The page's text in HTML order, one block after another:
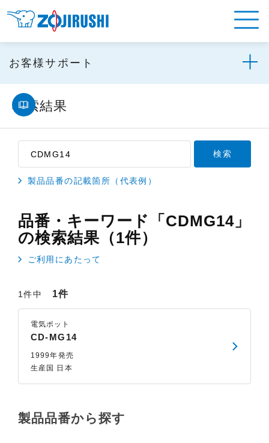
お客様サポート
検索結果
製品品番の記載箇所（代表例）
品番・キーワード「CDMG14」
の検索結果（1件）
ご利用にあたって
1件中 1件
電気ポット
CD-MG14
1999年発売
生産国 日本
製品品番から探す